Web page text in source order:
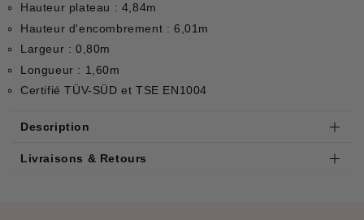
Hauteur plateau : 4,84m
Hauteur d'encombrement : 6,01m
Largeur : 0,80m
Longueur : 1,60m
Certifié TÜV-SÜD et TSE EN1004
Description
Livraisons & Retours